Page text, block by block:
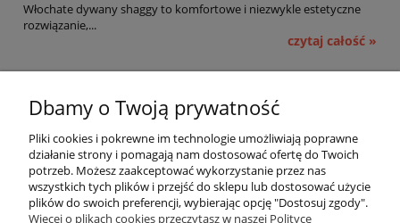
Włochate dywany shaggy to komfortowe i niezwykle estetyczne
rozwiązanie,...
czytaj całość »
Płatności i dostawa
Informacje
Dbamy o Twoją prywatność
Pliki cookies i pokrewne im technologie umożliwiają poprawne
działanie strony i pomagają nam dostosować ofertę do Twoich
potrzeb. Możesz zaakceptować wykorzystanie przez nas
wszystkich tych plików i przejść do sklepu lub dostosować użycie
plików do swoich preferencji, wybierając opcję "Dostosuj zgody".
Więcej o plikach cookies przeczytasz w naszej Polityce